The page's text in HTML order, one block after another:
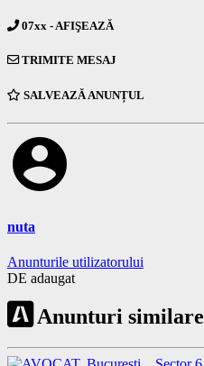
07xx - AFIŞEAZĂ
TRIMITE MESAJ
SALVEAZĂ ANUNȚUL
account_circle
nuta
Anunturile utilizatorului
DE adaugat
Anunturi similare